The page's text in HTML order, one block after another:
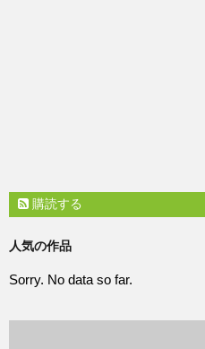
購読する
人気の作品
Sorry. No data so far.